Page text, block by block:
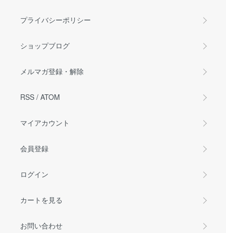
プライバシーポリシー
ショップブログ
メルマガ登録・解除
RSS / ATOM
マイアカウント
会員登録
ログイン
カートを見る
お問い合わせ